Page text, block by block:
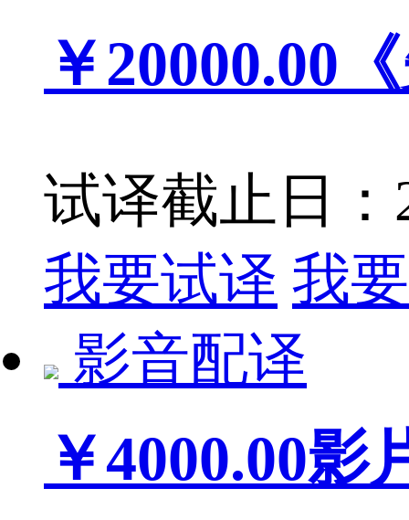
￥20000.00
试译截止日：
我要试译 我
影音配译
￥4000.00影